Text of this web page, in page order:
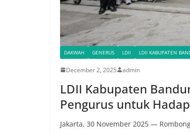
DAKWAH GENERUS LDII LDII KABUPATEN
December 2, 2025 admin
LDII Kabupaten
Pengurus untuk
Jakarta, 30 November 2025 —